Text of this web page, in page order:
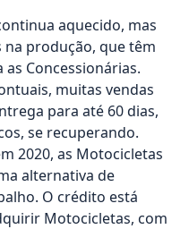
aquecido, mas
produção, que têm
Concessionárias.
muitas vendas
para até 60 dias,
se recuperando.
2020, as Motocicletas
alternativa de
O crédito está
Motocicletas, com